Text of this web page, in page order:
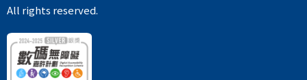
All rights reserved.